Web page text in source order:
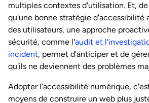
multiples contextes d'utilisation. Et,
qu'une bonne stratégie d'accessibilité
des utilisateurs, une approche
sécurité, comme l'audit et
incident, permet d'anticiper et de
qu'ils ne deviennent des problèmes
Adopter l'accessibilité numérique,
moyens de construire un web plus